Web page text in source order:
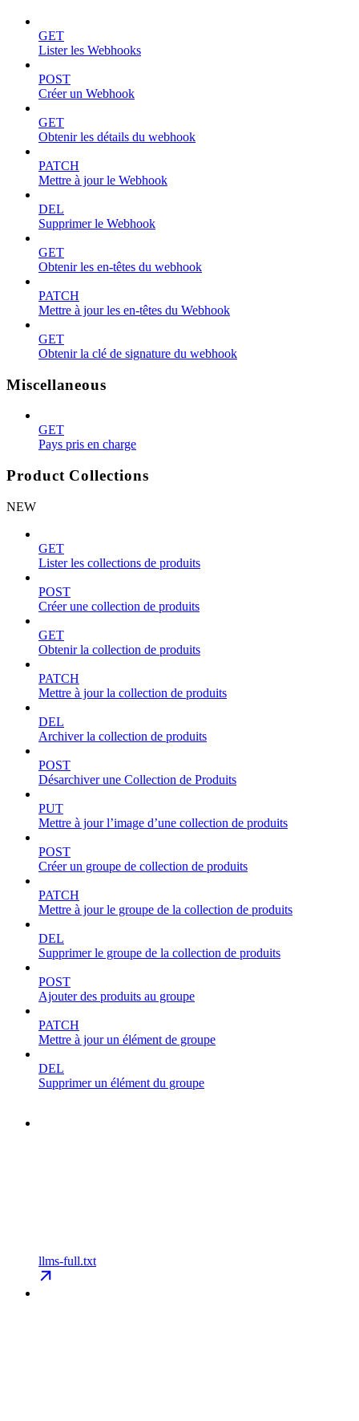
GET
Lister les Webhooks
POST
Créer un Webhook
GET
Obtenir les détails du webhook
PATCH
Mettre à jour le Webhook
DEL
Supprimer le Webhook
GET
Obtenir les en-têtes du webhook
PATCH
Mettre à jour les en-têtes du Webhook
GET
Obtenir la clé de signature du webhook
Miscellaneous
GET
Pays pris en charge
Product Collections
NEW
GET
Lister les collections de produits
POST
Créer une collection de produits
GET
Obtenir la collection de produits
PATCH
Mettre à jour la collection de produits
DEL
Archiver la collection de produits
POST
Désarchiver une Collection de Produits
PUT
Mettre à jour l’image d’une collection de produits
POST
Créer un groupe de collection de produits
PATCH
Mettre à jour le groupe de la collection de produits
DEL
Supprimer le groupe de la collection de produits
POST
Ajouter des produits au groupe
PATCH
Mettre à jour un élément de groupe
DEL
Supprimer un élément du groupe
llms-full.txt